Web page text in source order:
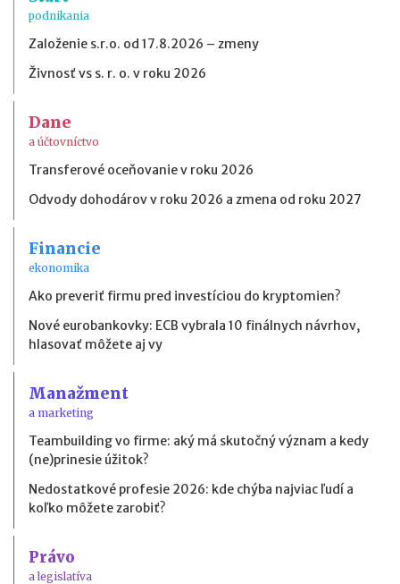
podnikania
Založenie s.r.o. od 17.8.2026 – zmeny
Živnosť vs s. r. o. v roku 2026
Dane
a účtovníctvo
Transferové oceňovanie v roku 2026
Odvody dohodárov v roku 2026 a zmena od roku 2027
Financie
ekonomika
Ako preveriť firmu pred investíciou do kryptomien?
Nové eurobankovky: ECB vybrala 10 finálnych návrhov,
hlasovať môžete aj vy
Manažment
a marketing
Teambuilding vo firme: aký má skutočný význam a kedy
(ne)prinesie úžitok?
Nedostatkové profesie 2026: kde chýba najviac ľudí a
koľko môžete zarobiť?
Právo
a legislatíva